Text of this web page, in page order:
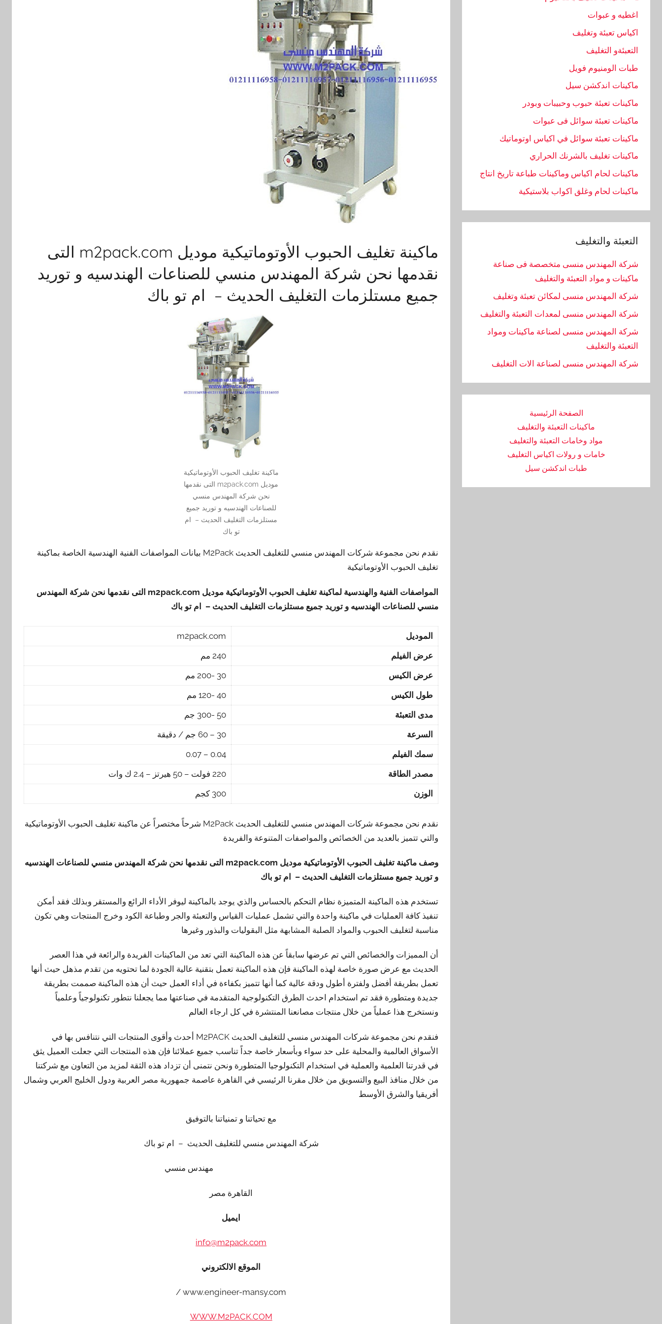
ماكينة تغليف الحبوب الأوتوماتيكية موديل m2pack.com التى
نقدمها نحن شركة المهندس منسي للصناعات الهندسيه و توريد
جميع مستلزمات التغليف الحديث – ام تو باك
ماكينة تغليف الحبوب الأوتوماتيكية
موديل m2pack.com التى نقدمها
نحن شركة المهندس منسي
للصناعات الهندسيه و توريد جميع
مستلزمات التغليف الحديث – ام
تو باك
نقدم نحن مجموعة شركات المهندس منسي للتغليف الحديث M2Pack بيانات المواصفات الفنية الهندسية الخاصة بماكينة
تغليف الحبوب الأوتوماتيكية
المواصفات الفنية والهندسية لماكينة تغليف الحبوب الأوتوماتيكية موديل
التى نقدمها نحن شركة المهندس
منسي للصناعات الهندسيه و توريد جميع مستلزمات التغليف الحديث – ام تو باك
الموديل
m2pack.com
عرض الفيلم
240 مم
عرض الكيس
30 -200 مم
طول الكيس
40 -120 مم
مدى التعبئة
50 -300 جم
السرعة
30 – 60 جم / دقيقة
سمك الفيلم
0.04 – 0.07
مصدر الطاقة
220 فولت – 50 هيرتز – 2.4 ك وات
الوزن
300 كجم
نقدم نحن مجموعة شركات المهندس منسي للتغليف الحديث M2Pack شرحاً مختصراً عن ماكينة تغليف الحبوب الأوتوماتيكية
والتي تتميز بالعديد من الخصائص والمواصفات المتنوعة والفريدة
وصف ماكينة تغليف الحبوب الأوتوماتيكية موديل
التى نقدمها نحن شركة المهندس منسي للصناعات الهندسيه
و توريد جميع مستلزمات التغليف الحديث – ام تو باك
تستخدم هذه الماكينة المتميزة نظام التحكم بالحساس والذي يوجد بالماكينة ليوفر الأداء الرائع والمستقر وبذلك فقد أمكن
تنفيذ كافة العمليات في ماكينة واحدة والتي تشمل عمليات القياس والتعبئة والجر وطباعة الكود وخرج المنتجات وهي تكون
مناسبة لتغليف الحبوب والمواد الصلبة المشابهة مثل البقوليات والبذور وغيرها
أن المميزات والخصائص التي تم عرضها سابقاً عن هذه الماكينة التي تعد من الماكينات الفريدة والرائعة في هذا العصر
الحديث مع عرض صورة خاصة لهذه الماكينة فإن هذه الماكينة تعمل بتقنية عالية الجودة لما تحتويه من تقدم مذهل حيث أنها
تعمل بطريقة أفضل ولفترة أطول ودقة عالية كما أنها تتميز بكفاءة في أداء العمل حيث أن هذه الماكينة صممت بطريقة
جديدة ومتطورة فقد تم استخدام احدث الطرق التكنولوجية المتقدمة في صناعتها مما يجعلنا نتطور تكنولوجياً وعلمياً
ونستخرج هذا عملياً من خلال منتجات مصانعنا المنتشرة في كل ارجاء العالم
فنقدم نحن مجموعة شركات المهندس منسي للتغليف الحديث M2PACK أحدث وأقوى المنتجات التي نتنافس بها في
الأسواق العالمية والمحلية على حد سواء وبأسعار خاصة جداً تناسب جميع عملائنا فإن هذه المنتجات التي جعلت العميل يثق
في قدرتنا العلمية والعملية في استخدام التكنولوجيا المتطورة ونحن نتمنى أن تزداد هذه الثقة لمزيد من التعاون مع شركتنا
من خلال منافذ البيع والتسويق من خلال مقرنا الرئيسي في القاهرة عاصمة جمهورية مصر العربية ودول الخليج العربي وشمال
أفريقيا والشرق الأوسط
مع تحياتنا و تمنياتنا بالتوفيق
شركة المهندس منسي للتغليف الحديث – ام تو باك
مهندس منسي
القاهرة مصر
ايميل
info@m2pack.com
الموقع الالكتروني
www.engineer-mansy.com /
WWW.M2PACK.COM
اغطيه و عبوات
اكياس تعبئة وتغليف
التعبئةو التغليف
طبات الومنيوم فويل
ماكينات اندكشن سيل
ماكينات تعبئة حبوب وحبيبات وبودر
ماكينات تعبئة سوائل فى عبوات
ماكينات تعبئة سوائل في اكياس اوتوماتيك
ماكينات تغليف بالشرنك الحراري
ماكينات لحام اكياس وماكينات طباعة تاريخ انتاج
ماكينات لحام وغلق اكواب بلاستيكية
التعبئة والتغليف
شركة المهندس منسى متخصصة فى صناعة
ماكينات و مواد التعبئة والتغليف
شركة المهندس منسى لمكائن تعبئة وتغليف
شركة المهندس منسى لمعدات التعبئة والتغليف
شركة المهندس منسى لصناعة ماكينات ومواد
التعبئة والتغليف
‏شركة المهندس منسى لصناعة الات التغليف
الصفحة الرئيسية
ماكينات التعبئة والتغليف
مواد وخامات التعبئة والتغليف
خامات و رولات اكياس التغليف
طبات اندكشن سيل